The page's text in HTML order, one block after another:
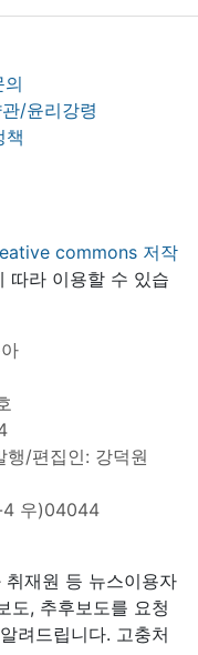
의
/윤리강령
책
commons 저작
따라 이용할 수 있습
행/편집인: 강덕원
4 우)04044
취재원 등 뉴스이용자
도, 추후보도를 요청
려드립니다. 고충처